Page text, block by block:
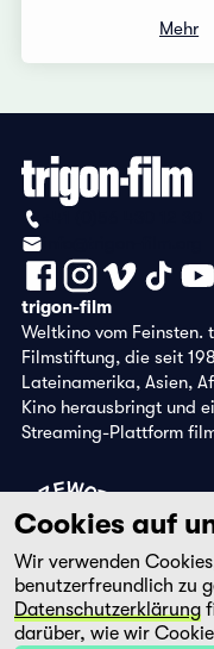
Mehr
trigon-film
Weltkino vom Feinsten.
Filmstiftung, die seit
Lateinamerika, Asien,
Kino herausbringt und
Streaming-Plattform
Cookies auf
Wir verwenden
benutzerfreundlich zu
Datenschutzerklärung
darüber, wie wir